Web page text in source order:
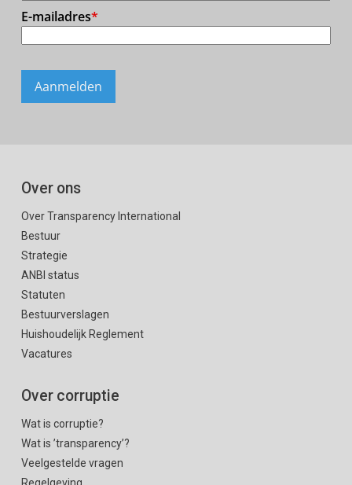
Over ons
Over Transparency International
Bestuur
Strategie
ANBI status
Statuten
Bestuurverslagen
Huishoudelijk Reglement
Vacatures
Over corruptie
Wat is corruptie?
Wat is ’transparency’?
Veelgestelde vragen
Regelgeving